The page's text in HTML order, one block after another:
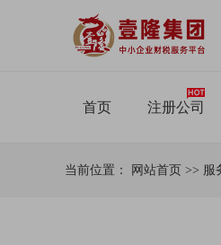
首页 注册公司
当前位置： 网站首页 >> 服